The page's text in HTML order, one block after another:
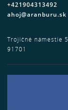
+421904313492
ahoj@aranburu.sk
Trojičné námestie 5
91701